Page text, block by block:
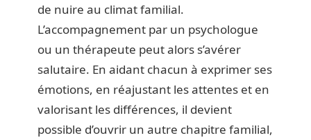
de nuire au climat familial.
L’accompagnement par un psychologue
ou un thérapeute peut alors s’avérer
salutaire. En aidant chacun à exprimer ses
émotions, en réajustant les attentes et en
valorisant les différences, il devient
possible d’ouvrir un autre chapitre familial,